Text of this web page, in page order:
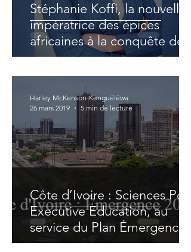
Stéphanie Koffi, la nouvelle
impératrice des épices
africaines à la conquête de la
planète
Côte d’Ivoire : Sciences Po
Executive Education, au
service du Plan Émergence
2020
Harley McKenson-Kenguéléwa
26 mars 2019
5 min de lecture